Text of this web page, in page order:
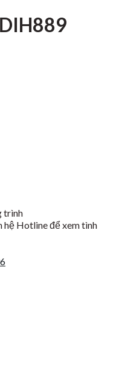
trình
hệ Hotline để xem tình